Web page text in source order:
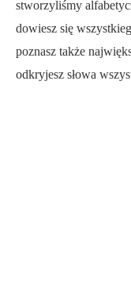
stworzyliśmy
dowiesz się
poznasz także
odkryjesz słowa